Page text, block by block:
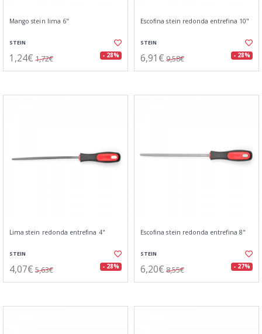
Mango stein lima 6"
STEIN
1,24€ 1,72€ - 28%
Escofina stein redonda entrefina 10"
STEIN
6,91€ 9,58€ - 28%
Lima stein redonda entrefina 4"
STEIN
4,07€ 5,63€ - 28%
Escofina stein redonda entrefina 8"
STEIN
6,20€ 8,55€ - 27%